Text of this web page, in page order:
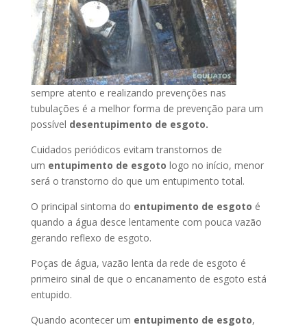
sempre atento e realizando prevenções nas
tubulações é a melhor forma de prevenção para um
possível desentupimento de esgoto.
Cuidados periódicos evitam transtornos de
um entupimento de esgoto logo no início, menor
será o transtorno do que um entupimento total.
O principal sintoma do entupimento de esgoto é
quando a água desce lentamente com pouca vazão
gerando reflexo de esgoto.
Poças de água, vazão lenta da rede de esgoto é
primeiro sinal de que o encanamento de esgoto está
entupido.
Quando acontecer um entupimento de esgoto,